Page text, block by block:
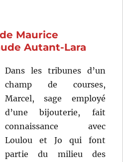
Maurice
Autant-Lara
Dans les tribunes d’un
champ de courses,
Marcel, sage employé
d’une bijouterie, fait
connaissance avec
Loulou et Jo qui font
partie du milieu des